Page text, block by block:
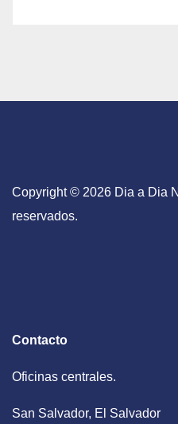
Copyright © 2026 Dia a Dia
reservados.
Contacto
Oficinas centrales.
San Salvador, El Salvador